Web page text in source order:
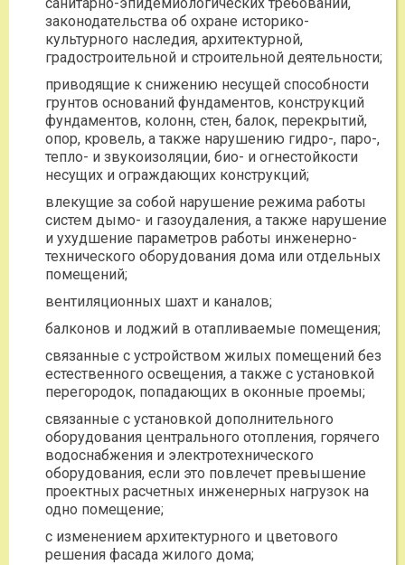
законодательства об охране историко-
культурного наследия, архитектурной,
градостроительной и строительной деятельности;
приводящие к снижению несущей способности
грунтов оснований фундаментов, конструкций
фундаментов, колонн, стен, балок, перекрытий,
опор, кровель, а также нарушению гидро-, паро-,
тепло- и звукоизоляции, био- и огнестойкости
несущих и ограждающих конструкций;
влекущие за собой нарушение режима работы
систем дымо- и газоудаления, а также нарушение
и ухудшение параметров работы инженерно-
технического оборудования дома или отдельных
помещений;
вентиляционных шахт и каналов;
балконов и лоджий в отапливаемые помещения;
связанные с устройством жилых помещений без
естественного освещения, а также с установкой
перегородок, попадающих в оконные проемы;
связанные с установкой дополнительного
оборудования центрального отопления, горячего
водоснабжения и электротехнического
оборудования, если это повлечет превышение
проектных расчетных инженерных нагрузок на
одно помещение;
с изменением архитектурного и цветового
решения фасада жилого дома;